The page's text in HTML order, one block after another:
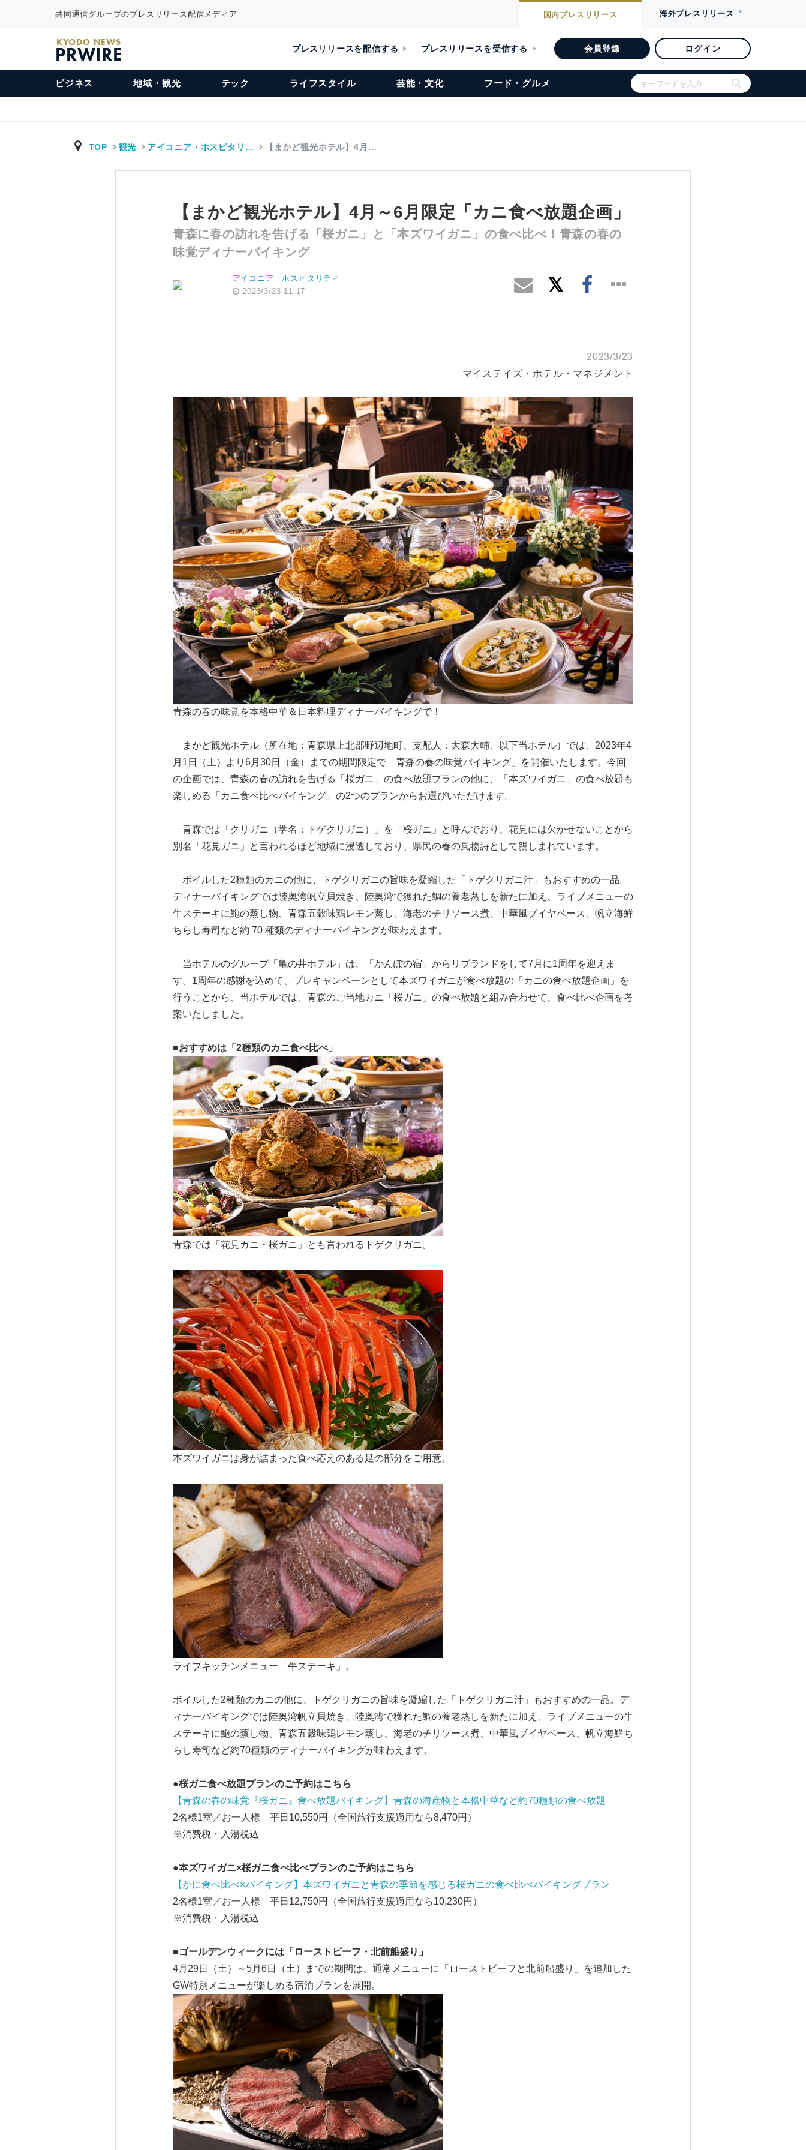
共同通信グループのプレスリリース配信メディア 国内プレスリリース 海外プレスリリース
KYODO NEWS
PRWIRE プレスリリースを配信する プレスリリースを受信する 会員登録 ログイン
ビジネス 地域・観光 テック ライフスタイル 芸能・文化 フード・グルメ
TOP 観光 アイコニア・ホスピタリ… 【まかど観光ホテル】4月…
【まかど観光ホテル】4月～6月限定「カニ食べ放題企画」
青森に春の訪れを告げる「桜ガニ」と「本ズワイガニ」の食べ比べ！青森の春の
味覚ディナーバイキング
アイコニア・ホスピタリティ
2023/3/23 11:17
2023/3/23
マイステイズ・ホテル・マネジメント
青森の春の味覚を本格中華＆日本料理ディナーバイキングで！
まかど観光ホテル（所在地：青森県上北郡野辺地町、支配人：大森大輔、以下当ホテル）では、2023年4
月1日（土）より6月30日（金）までの期間限定で「青森の春の味覚バイキング」を開催いたします。今回
の企画では、青森の春の訪れを告げる「桜ガニ」の食べ放題プランの他に、「本ズワイガニ」の食べ放題も
楽しめる「カニ食べ比べバイキング」の2つのプランからお選びいただけます。
青森では「クリガニ（学名：トゲクリガニ）」を「桜ガニ」と呼んでおり、花見には欠かせないことから
別名「花見ガニ」と言われるほど地域に浸透しており、県民の春の風物詩として親しまれています。
ボイルした2種類のカニの他に、トゲクリガニの旨味を凝縮した「トゲクリガニ汁」もおすすめの一品。
ディナーバイキングでは陸奥湾帆立貝焼き、陸奥湾で獲れた鯛の養老蒸しを新たに加え、ライブメニューの
牛ステーキに鮑の蒸し物、青森五穀味鶏レモン蒸し、海老のチリソース煮、中華風ブイヤベース、帆立海鮮
ちらし寿司など約 70 種類のディナーバイキングが味わえます。
当ホテルのグループ「亀の井ホテル」は、「かんぽの宿」からリブランドをして7月に1周年を迎えま
す。1周年の感謝を込めて、プレキャンペーンとして本ズワイガニが食べ放題の「カニの食べ放題企画」を
行うことから、当ホテルでは、青森のご当地カニ「桜ガニ」の食べ放題と組み合わせて、食べ比べ企画を考
案いたしました。
■おすすめは「 2種類のカニ食べ比べ」
青森では「花見ガニ・桜ガニ」とも言われるトゲクリガニ。
本ズワイガニは身が詰まった食べ応えのある足の部分をご用意。
ライブキッチンメニュー「牛ステーキ」。
ボイルした2種類のカニの他に、トゲクリガニの旨味を凝縮した「トゲクリガニ汁」もおすすめの一品。デ
ィナーバイキングでは陸奥湾帆立貝焼き、陸奥湾で獲れた鯛の養老蒸しを新たに加え、ライブメニューの牛
ステーキに鮑の蒸し物、青森五穀味鶏レモン蒸し、海老のチリソース煮、中華風ブイヤベース、帆立海鮮ち
らし寿司など約70種類のディナーバイキングが味わえます。
●桜ガニ食べ放題プランのご予約はこちら
【青森の春の味覚『桜ガニ』食べ放題バイキング】青森の海産物と本格中華など約70種類の食べ放題
2名様1室／お一人様 平日10,550円（全国旅行支援適用なら8,470円）
※消費税・入湯税込
●本ズワイガニ×桜ガニ食べ比べプランのご予約はこちら
【かに食べ比べ×バイキング】本ズワイガニと青森の季節を感じる桜ガニの食べ比べバイキングプラン
2名様1室／お一人様 平日12,750円（全国旅行支援適用なら10,230円）
※消費税・入湯税込
■ゴールデンウィークには「ローストビーフ・北前船盛り」
4月29日（土）～5月6日（土）までの期間は、通常メニューに「ローストビーフと北前船盛り」を追加した
GW特別メニューが楽しめる宿泊プランを展開。
Japanese
English